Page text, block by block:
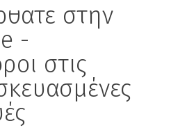
στην
-
στις